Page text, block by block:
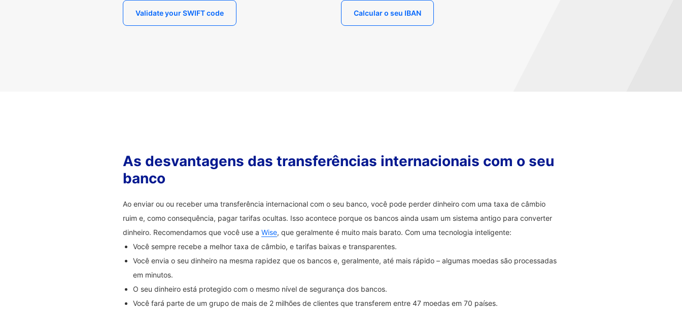
Validate your SWIFT code Calcular o seu IBAN
As desvantagens das transferências internacionais com o seu
banco
Ao enviar ou ou receber uma transferência internacional com o seu banco, você pode perder dinheiro com uma taxa de câmbio
ruim e, como consequência, pagar tarifas ocultas. Isso acontece porque os bancos ainda usam um sistema antigo para converter
dinheiro. Recomendamos que você use a Wise, que geralmente é muito mais barato. Com uma tecnologia inteligente:
Você sempre recebe a melhor taxa de câmbio, e tarifas baixas e transparentes.
Você envia o seu dinheiro na mesma rapidez que os bancos e, geralmente, até mais rápido – algumas moedas são processadas
em minutos.
O seu dinheiro está protegido com o mesmo nível de segurança dos bancos.
Você fará parte de um grupo de mais de 2 milhões de clientes que transferem entre 47 moedas em 70 países.